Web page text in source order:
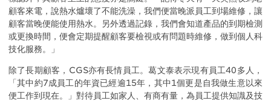
顧客來電，說熱水爐壞了不能洗澡，我們便當晚派員工到場維修，讓
顧客當晚便能使用熱水。另外透過記錄，我們會知道產品的到期檢測
或更換時間，便會定期提醒顧客要檢視或有問題時維修，做到個人科
技化服務。」
除了長期顧客，CGS亦有長情員工。葛文泰表示現有員工40多人，
「其中約7成員工的年資已經逾15年，其中1個更是自我做生意以來
便工作到現在。」對待員工如家人、有商有量，為員工提供知識及技